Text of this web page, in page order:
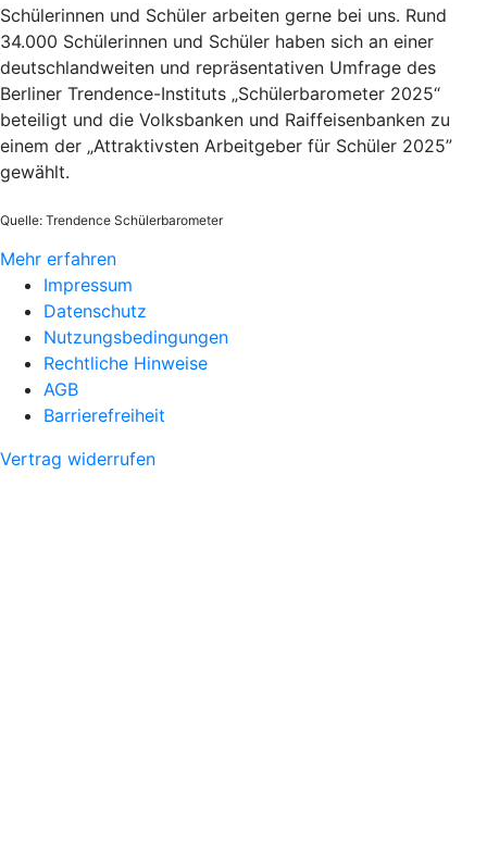
Schülerinnen und Schüler arbeiten gerne bei uns. Rund
34.000 Schülerinnen und Schüler haben sich an einer
deutschlandweiten und repräsentativen Umfrage des
Berliner Trendence-Instituts „Schülerbarometer 2025“
beteiligt und die Volksbanken und Raiffeisenbanken zu
einem der „Attraktivsten Arbeitgeber für Schüler 2025”
gewählt.
Quelle: Trendence Schülerbarometer
Mehr erfahren
Impressum
Datenschutz
Nutzungsbedingungen
Rechtliche Hinweise
AGB
Barrierefreiheit
Vertrag widerrufen